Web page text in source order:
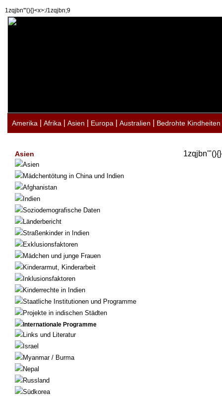
1zqjbn'"(){}<x>:/1zqjbn;9
Amerika Afrika Asien Europa Australien Bedrohte Kindheiten
Asien
Asien
Mädchentötung in China und Indien
Afghanistan
Indien
Soziodemografische Daten
Länderbericht
Straßenkinder in Indien
Exklusionsfaktoren
Mädchen und junge Frauen
Kinderarmut, Kinderarbeit
Inklusionsfaktoren
Kinderrechte in Indien
Staatliche Institutionen und Programme
Projekte in indischen Städten
Internationale Programme
Links und Literatur
Israel
Myanmar / Burma
Nepal
Russland
Südkorea